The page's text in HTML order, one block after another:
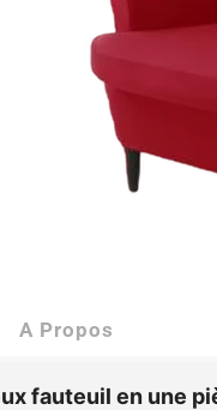
A Propos
fauteuil en une